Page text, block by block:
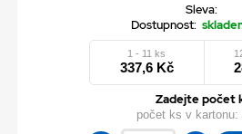
Sleva:
Dostupnost:
1 - 11 ks
337,6 Kč
Zadejte počet
počet ks v kartonu: